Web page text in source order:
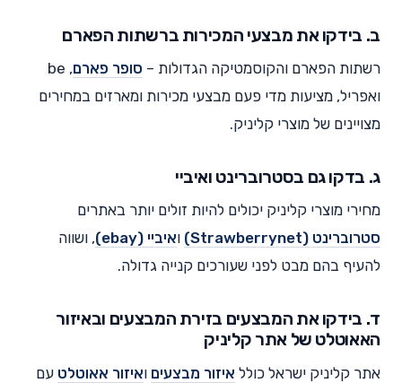
ב. בידקו את מבצעי המכירות ברשתות הפארם
רשתות הפארם והקוסמטיקה הגדולות – סופר פארם , be
ואפריל, מציעות מדי פעם מבצעי מכירות ומארזים במחירים
מצויינים של מוצרי קליניק.
ג. בדקו גם בסטרוברינט ואיביי
מחירי מוצרי קליניק יכולים להיות זולים יותר באתרים
סטרוברינט (Strawberrynet)
ואיביי (ebay)
, ושווה
להעיף בהם מבט לפני שעורכים קנייה גדולה.
ד. בידקו את המבצעים בזירת המבצעים ובאיזור
האאוטלט של אתר קליניק
אתר קליניק ישראל כולל איזור מבצעים ואיזור אאוטלט עם